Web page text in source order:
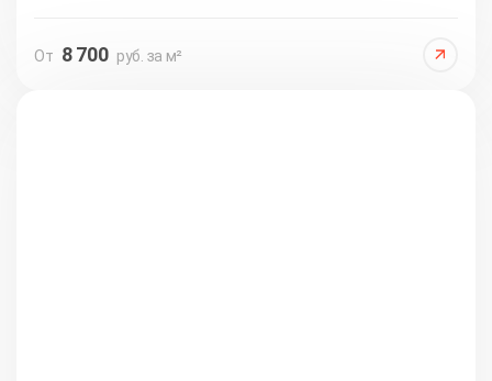
От 8 700 руб. за м²